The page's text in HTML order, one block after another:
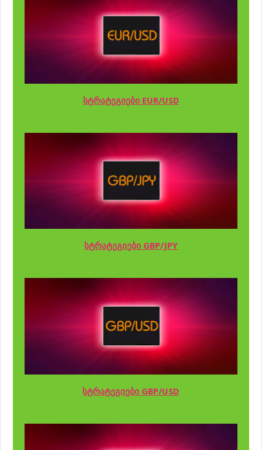
სტრატეგიები EUR/USD
სტრატეგიები GBP/JPY
სტრატეგიები GBP/USD